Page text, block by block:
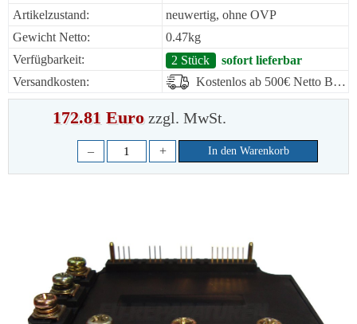
Artikelzustand:
neuwertig, ohne OVP
Gewicht Netto:
0.47kg
Verfügbarkeit:
2 Stück
sofort lieferbar
Versandkosten:
Kostenlos ab 500€ Netto Bestellwert
172.81 Eurozzgl. MwSt.
– + In den Warenkorb